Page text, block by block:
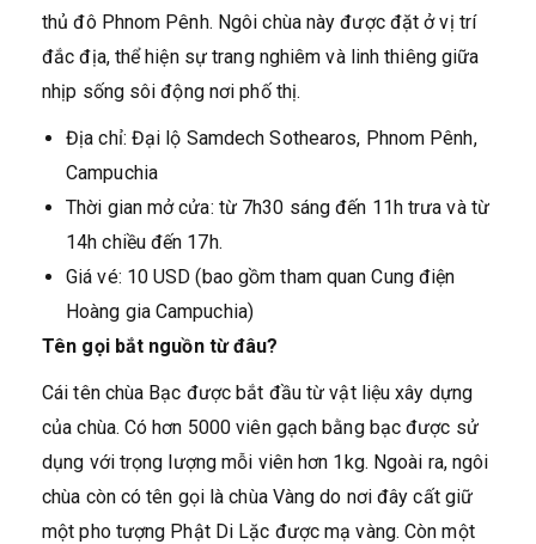
thủ đô Phnom Pênh. Ngôi chùa này được đặt ở vị trí
đắc địa, thể hiện sự trang nghiêm và linh thiêng giữa
nhịp sống sôi động nơi phố thị.
Địa chỉ: Đại lộ Samdech Sothearos, Phnom Pênh,
Campuchia
Thời gian mở cửa: từ 7h30 sáng đến 11h trưa và từ
14h chiều đến 17h.
Giá vé: 10 USD (bao gồm tham quan Cung điện
Hoàng gia Campuchia)
Tên gọi bắt nguồn từ đâu?
Cái tên chùa Bạc được bắt đầu từ vật liệu xây dựng
của chùa. Có hơn 5000 viên gạch bằng bạc được sử
dụng với trọng lượng mỗi viên hơn 1kg. Ngoài ra, ngôi
chùa còn có tên gọi là chùa Vàng do nơi đây cất giữ
một pho tượng Phật Di Lặc được mạ vàng. Còn một